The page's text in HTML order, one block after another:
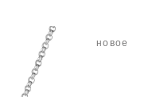
новое